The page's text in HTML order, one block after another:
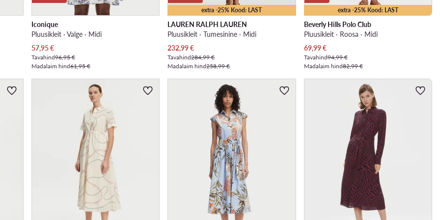
Iconique
Pluusikleit · Valge · Midi
Praegune hind
57,95€
Tavahind96,95 €
Madalaim hind61,95 €
extra -25% Kood: LAST
LAUREN RALPH LAUREN
Pluusikleit · Tumesinine · Midi
Praegune hind
232,99€
Tavahind284,99 €
Madalaim hind258,99 €
extra -25% Kood: LAST
Beverly Hills Polo Club
Pluusikleit · Roosa · Midi
Praegune hind
69,99€
Tavahind94,99 €
Madalaim hind82,99 €